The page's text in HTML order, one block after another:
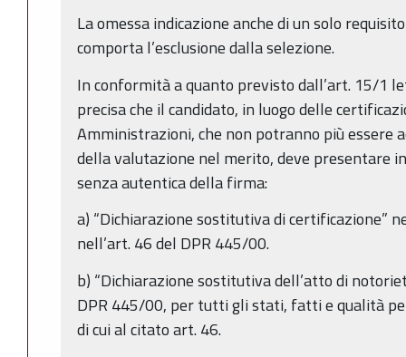
La omessa indicazione anche di un solo
comporta l’esclusione dalla selezione.
In conformità a quanto previsto dall’art. 15/1
precisa che il candidato, in luogo delle
Amministrazioni, che non potranno più
della valutazione nel merito, deve presentare
senza autentica della firma:
a) “Dichiarazione sostitutiva di certificazione”
nell’art. 46 del DPR 445/00.
b) “Dichiarazione sostitutiva dell’atto di
DPR 445/00, per tutti gli stati, fatti e qualità
di cui al citato art. 46.